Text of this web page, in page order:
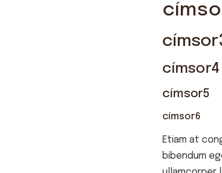
címsor4
címsor5
címsor6
Etiam at
bibendum